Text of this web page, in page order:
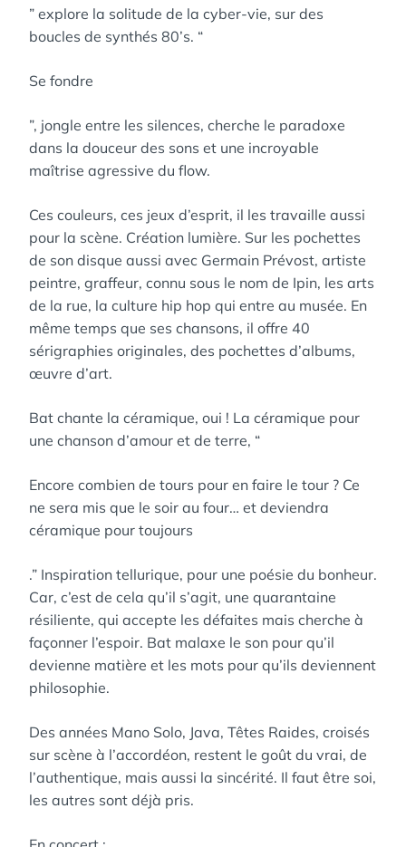
” explore la solitude de la cyber-vie, sur des
boucles de synthés 80’s. “
Se fondre
”, jongle entre les silences, cherche le paradoxe
dans la douceur des sons et une incroyable
maîtrise agressive du flow.
Ces couleurs, ces jeux d’esprit, il les travaille aussi
pour la scène. Création lumière. Sur les pochettes
de son disque aussi avec Germain Prévost, artiste
peintre, graffeur, connu sous le nom de Ipin, les arts
de la rue, la culture hip hop qui entre au musée. En
même temps que ses chansons, il offre 40
sérigraphies originales, des pochettes d’albums,
œuvre d’art.
Bat chante la céramique, oui ! La céramique pour
une chanson d’amour et de terre, “
Encore combien de tours pour en faire le tour ? Ce
ne sera mis que le soir au four… et deviendra
céramique pour toujours
.” Inspiration tellurique, pour une poésie du bonheur.
Car, c’est de cela qu’il s’agit, une quarantaine
résiliente, qui accepte les défaites mais cherche à
façonner l’espoir. Bat malaxe le son pour qu’il
devienne matière et les mots pour qu’ils deviennent
philosophie.
Des années Mano Solo, Java, Têtes Raides, croisés
sur scène à l’accordéon, restent le goût du vrai, de
l’authentique, mais aussi la sincérité. Il faut être soi,
les autres sont déjà pris.